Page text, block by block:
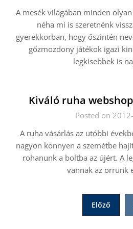
A mesék világában minden
néha mi is szeretnénk
gyerekkorban, hogy őszintén
gőzmozdony játékok igazi
legkisebbek is
Kiváló ruha
Posted on
A ruha vásárlás az utóbbi
nagyon könnyen a szemétbe
rohanunk a boltba az újért. A
vannak az orrunk
Előző